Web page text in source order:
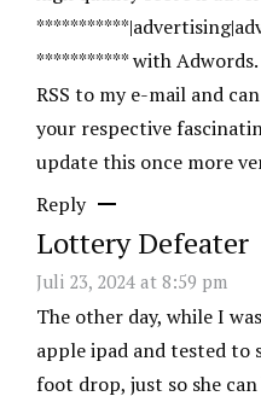
*********** with
RSS to my e-mail and
your respective
update this once more
Reply
Lottery Defeater
Juli 23, 2024 at 8:59 pm
The other day, while I
apple ipad and tested to
foot drop, just so she